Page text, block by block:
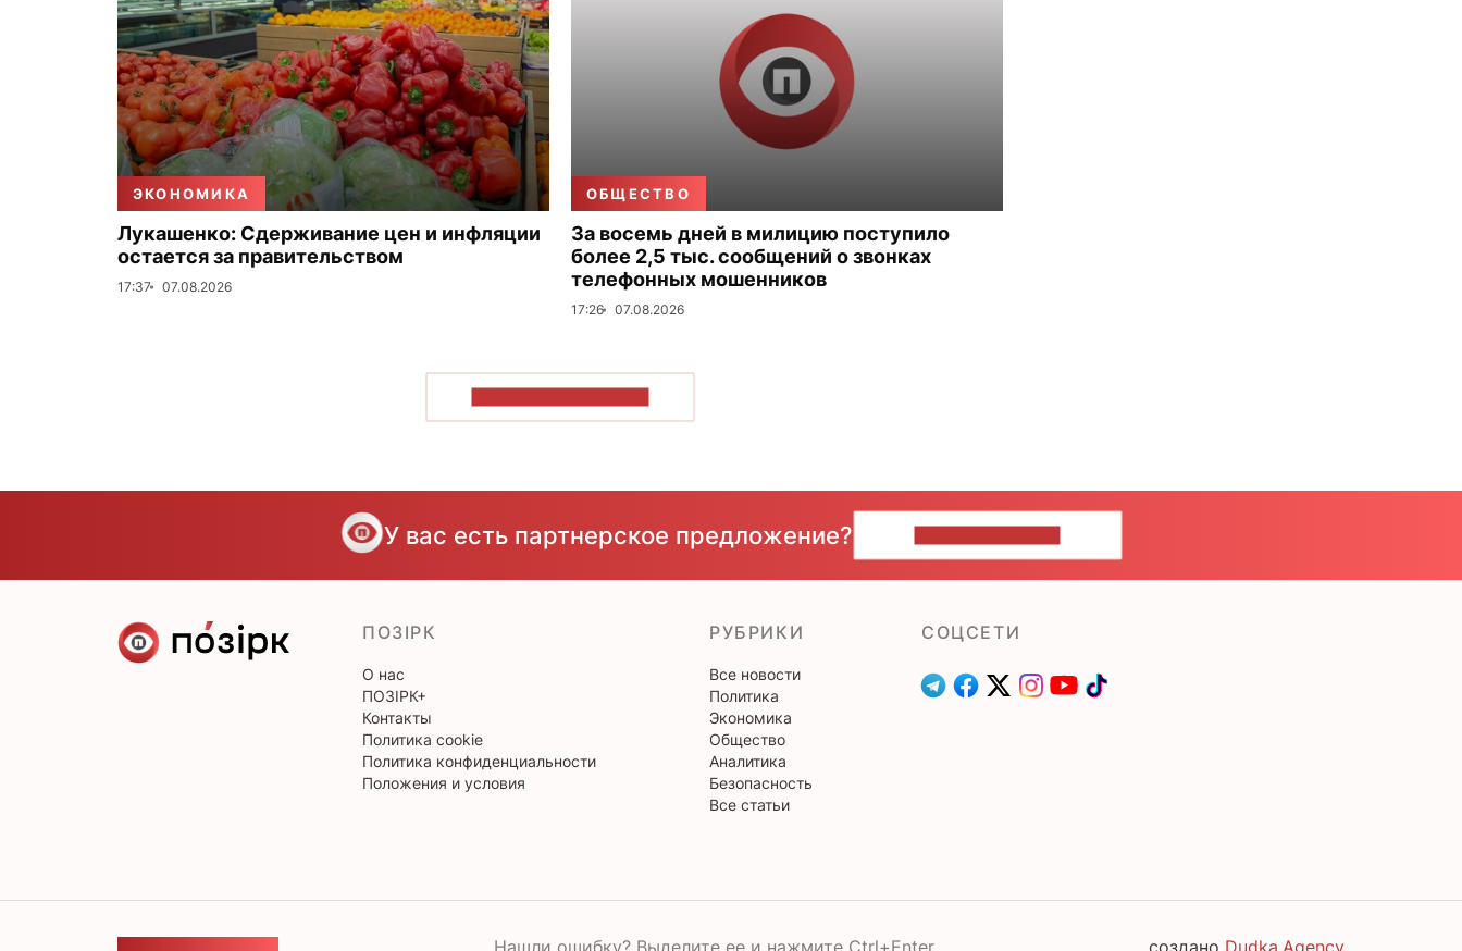
ЭКОНОМИКА
Лукашенко: Сдерживание цен и инфляции
остается за правительством
17:37 07.08.2026
ОБЩЕСТВО
За восемь дней в милицию поступило
более 2,5 тыс. сообщений о звонках
телефонных мошенников
17:26 07.08.2026
У вас есть партнерское предложение?
ПОЗІРК
О нас
ПОЗІРК+
Контакты
Политика cookie
Политика конфиденциальности
Положения и условия
РУБРИКИ
Все новости
Политика
Экономика
Общество
Аналитика
Безопасность
Все статьи
CОЦСЕТИ
Нашли ошибку? Выделите ее и нажмите Ctrl+Enter создано Dudka.Agency